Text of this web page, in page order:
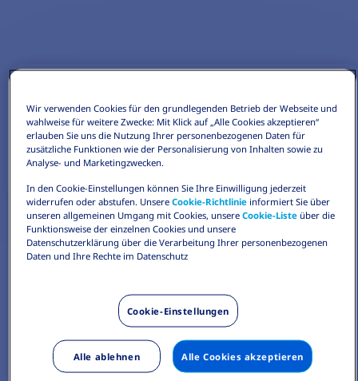
Wir verwenden Cookies für den grundlegenden Betrieb der Webseite und
wahlweise für weitere Zwecke: Mit Klick auf „Alle Cookies akzeptieren“
erlauben Sie uns die Nutzung Ihrer personenbezogenen Daten für
zusätzliche Funktionen wie der Personalisierung von Inhalten sowie zu
Analyse- und Marketingzwecken.
In den Cookie-Einstellungen können Sie Ihre Einwilligung jederzeit
widerrufen oder abstufen. UnsereCookie-Richtlinie informiert Sie über
unseren allgemeinen Umgang mit Cookies, unsereCookie-Liste über die
Funktionsweise der einzelnen Cookies und unsere
Datenschutzerklärung über die Verarbeitung Ihrer personenbezogenen
Daten und Ihre Rechte im Datenschutz
Cookie-Einstellungen
Alle ablehnen Alle Cookies akzeptieren